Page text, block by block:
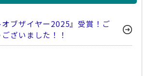
ブザイヤー2025』受賞！ご
ざいました！！